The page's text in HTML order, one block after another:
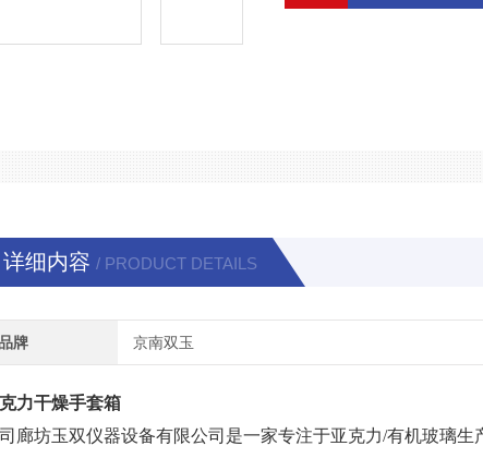
详细内容 / PRODUCT DETAILS
牌 京南双玉
力干燥手套箱
廊坊玉双仪器设备有限公司是一家专注于亚克力/有机玻璃生